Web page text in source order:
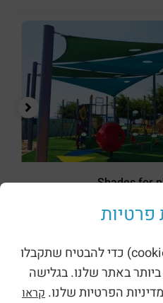
Shades for
פרטיות
אנו משתמשים בעוגיות (cookies) כדי להבטיח שתקבלו
באתר שלנו. בגלישה
הפרטיות שלנו. קראו